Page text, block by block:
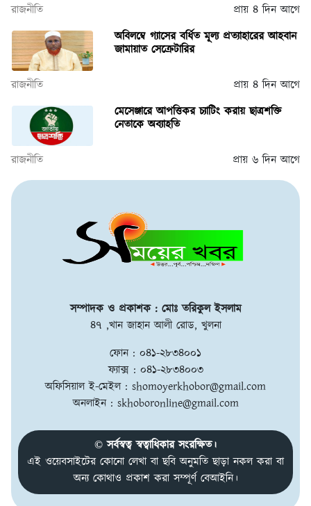
রাজনীতি
প্রায় ৪ দিন আগে
অবিলম্বে গ্যাসের বর্ধিত মূল্য প্রত্যাহারের আহবান
জামায়াত সেক্রেটারির
রাজনীতি
প্রায় ৪ দিন আগে
মেসেঞ্জারে আপত্তিকর চ্যাটিং করায় ছাত্রশক্তি
নেতাকে অব্যাহতি
রাজনীতি প্রায় ৬ দিন আগে
সম্পাদক ও প্রকাশক : মোঃ তরিকুল ইসলাম
৪৭ ,খান জাহান আলী রোড, খুলনা
ফোন : ০৪১-২৮৩৪০০১
ফ্যাক্স : ০৪১-২৮৩৪০০৩
অফিসিয়াল ই-মেইল : shomoyerkhobor@gmail.com
অনলাইন : skhoboronline@gmail.com
© সর্বস্বত্ব স্বত্বাধিকার সংরক্ষিত।
এই ওয়েবসাইটের কোনো লেখা বা ছবি অনুমতি ছাড়া নকল করা বা
অন্য কোথাও প্রকাশ করা সম্পূর্ণ বেআইনি।